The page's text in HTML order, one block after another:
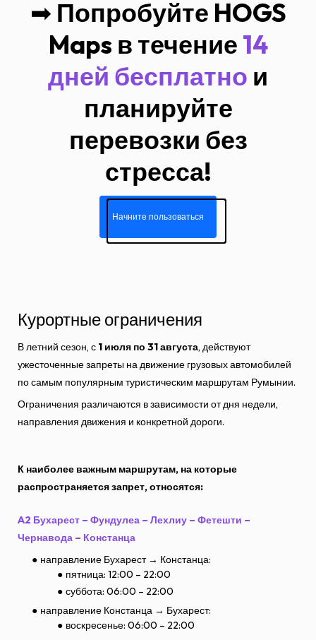
➡ Попробуйте HOGS
Maps в течение 14
дней бесплатно и
планируйте
перевозки без
стресса!
Начните пользоваться
Курортные ограничения
В летний сезон, с 1 июля по 31 августа, действуют
ужесточенные запреты на движение грузовых автомобилей
по самым популярным туристическим маршрутам Румынии.
Ограничения различаются в зависимости от дня недели,
направления движения и конкретной дороги.
К наиболее важным маршрутам, на которые
распространяется запрет, относятся:
A2 Бухарест – Фундулеа – Лехлиу – Фетешти –
Чернавода – Констанца
направление Бухарест → Констанца:
пятница: 12:00 – 22:00
суббота: 06:00 – 22:00
направление Констанца → Бухарест:
воскресенье: 06:00 – 22:00